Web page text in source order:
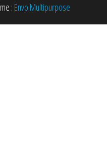
: Envo Multipurpose